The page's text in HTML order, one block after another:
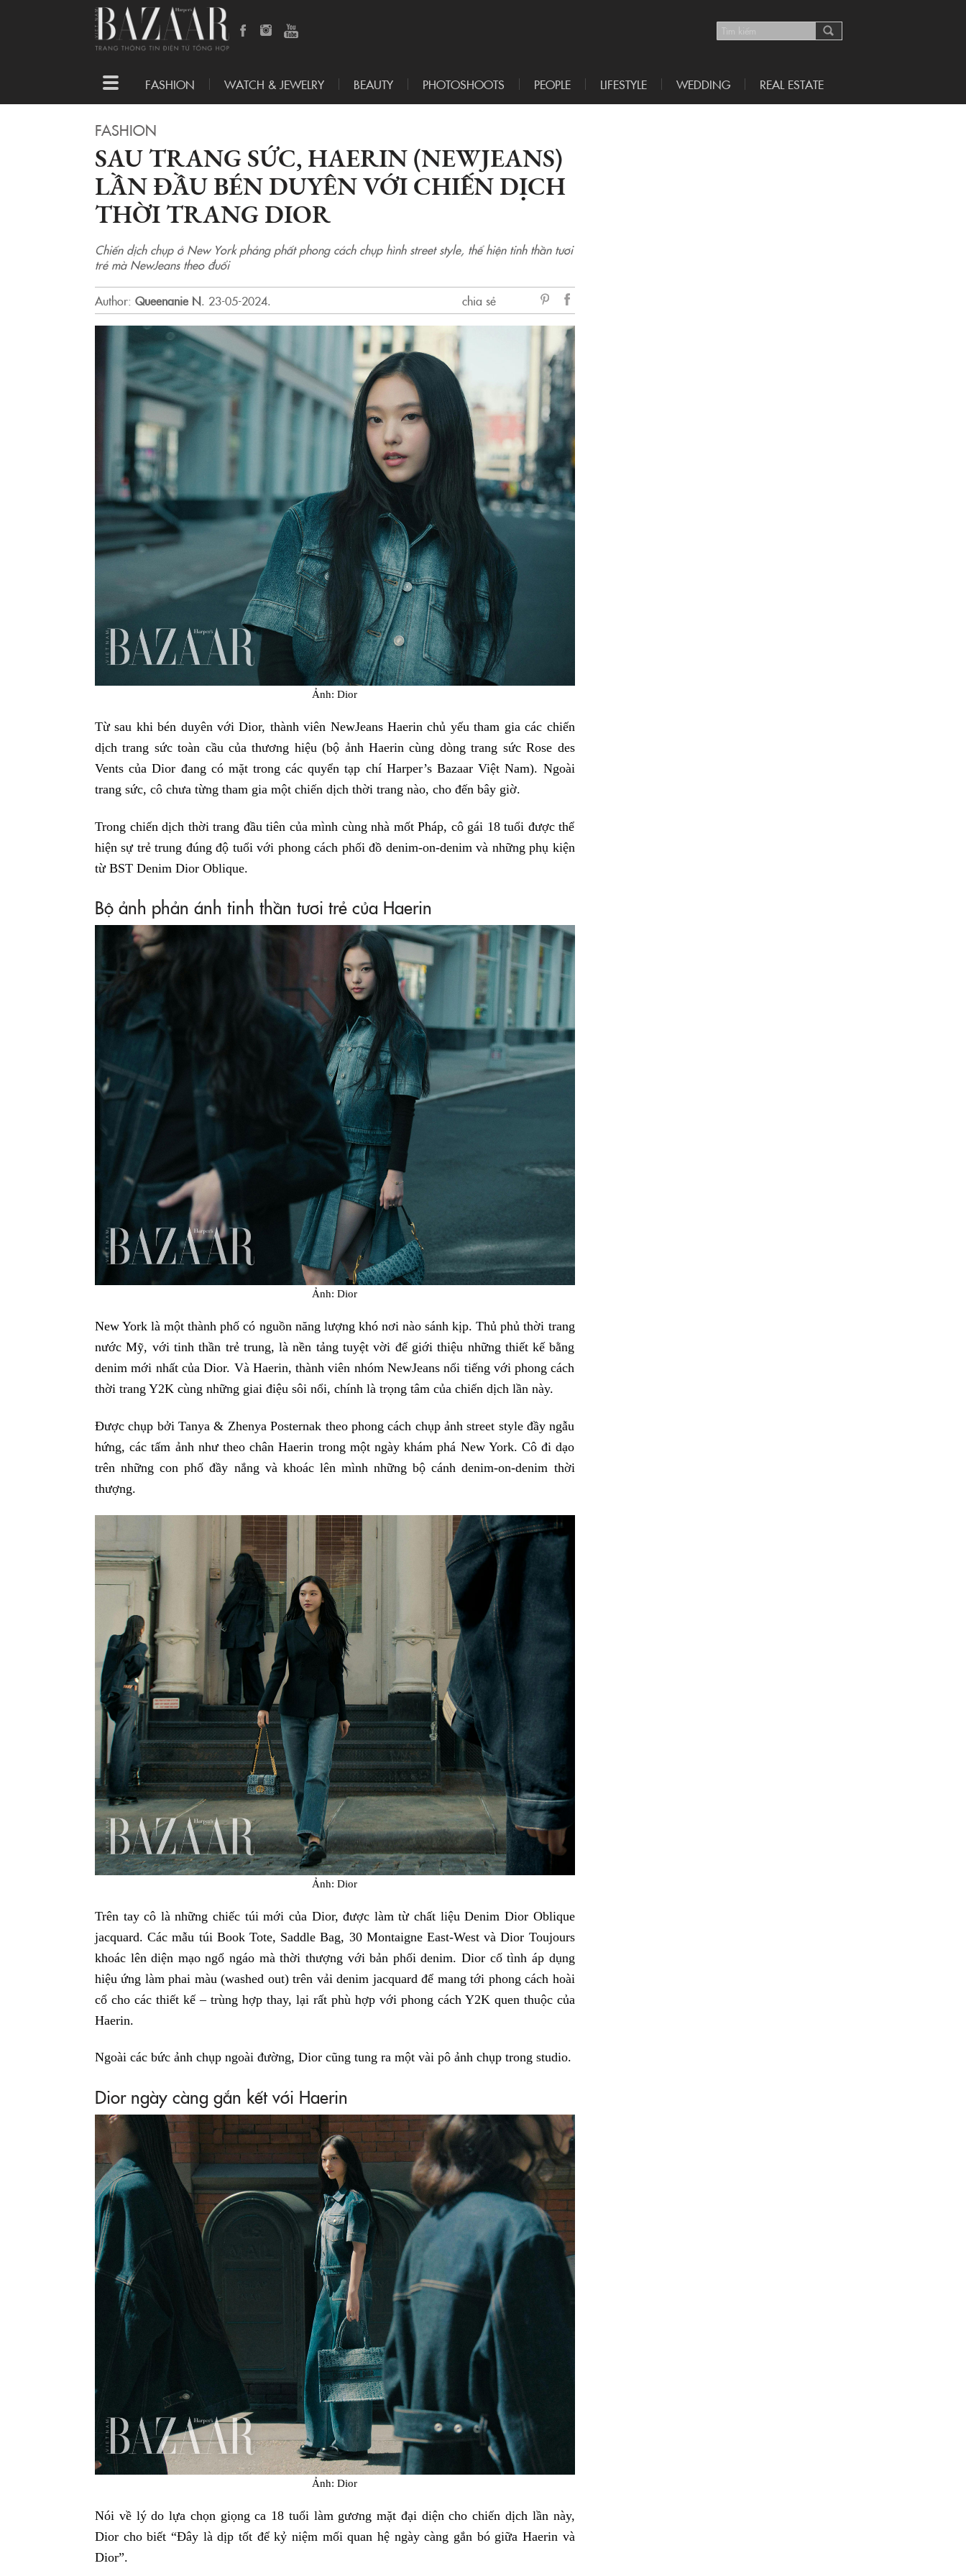
Toggle
navigation
FASHION WATCH & JEWELRY BEAUTY PHOTOSHOOTS PEOPLE LIFESTYLE WEDDING REAL ESTATE
FASHION
SAU TRANG SỨC, HAERIN (NEWJEANS)
LẦN ĐẦU BÉN DUYÊN VỚI CHIẾN DỊCH
THỜI TRANG DIOR
Chiến dịch chụp ở New York phảng phất phong cách chụp hình street style, thể hiện tinh thần tươi
trẻ mà NewJeans theo đuổi
Author: Queenanie N. 23-05-2024.
chia sẻ
Facebook
Ảnh: Dior
Từ sau khi bén duyên với Dior, thành viên NewJeans Haerin chủ yếu tham gia các chiến
dịch trang sức toàn cầu của thương hiệu (bộ ảnh Haerin cùng dòng trang sức Rose des
Vents của Dior đang có mặt trong các quyển tạp chí Harper’s Bazaar Việt Nam). Ngoài
trang sức, cô chưa từng tham gia một chiến dịch thời trang nào, cho đến bây giờ.
Trong chiến dịch thời trang đầu tiên của mình cùng nhà mốt Pháp, cô gái 18 tuổi được thể
hiện sự trẻ trung đúng độ tuổi với phong cách phối đồ denim-on-denim và những phụ kiện
từ BST Denim Dior Oblique.
Bộ ảnh phản ánh tinh thần tươi trẻ của Haerin
Ảnh: Dior
New York là một thành phố có nguồn năng lượng khó nơi nào sánh kịp. Thủ phủ thời trang
nước Mỹ, với tinh thần trẻ trung, là nền tảng tuyệt vời để giới thiệu những thiết kế bằng
denim mới nhất của Dior. Và Haerin, thành viên nhóm NewJeans nổi tiếng với phong cách
thời trang Y2K cùng những giai điệu sôi nổi, chính là trọng tâm của chiến dịch lần này.
Được chụp bởi Tanya & Zhenya Posternak theo phong cách chụp ảnh street style đầy ngẫu
hứng, các tấm ảnh như theo chân Haerin trong một ngày khám phá New York. Cô đi dạo
trên những con phố đầy nắng và khoác lên mình những bộ cánh denim-on-denim thời
thượng.
Ảnh: Dior
Trên tay cô là những chiếc túi mới của Dior, được làm từ chất liệu Denim Dior Oblique
jacquard. Các mẫu túi Book Tote, Saddle Bag, 30 Montaigne East-West và Dior Toujours
khoác lên diện mạo ngổ ngáo mà thời thượng với bản phối denim. Dior cố tình áp dụng
hiệu ứng làm phai màu (washed out) trên vải denim jacquard để mang tới phong cách hoài
cổ cho các thiết kế – trùng hợp thay, lại rất phù hợp với phong cách Y2K quen thuộc của
Haerin.
Ngoài các bức ảnh chụp ngoài đường, Dior cũng tung ra một vài pô ảnh chụp trong studio.
Dior ngày càng gắn kết với Haerin
Ảnh: Dior
Nói về lý do lựa chọn giọng ca 18 tuổi làm gương mặt đại diện cho chiến dịch lần này,
Dior cho biết “Đây là dịp tốt để kỷ niệm mối quan hệ ngày càng gắn bó giữa Haerin và
Dior”.